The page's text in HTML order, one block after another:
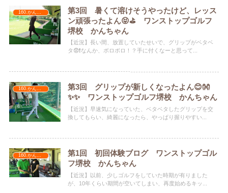
160.かんちゃん
第3回 暑くて溶けそうやったけど、レッス
ン頑張ったよん😝⛳️ ワンストップゴルフ
堺校 かんちゃん
【近況】長い間、放置していたせいで、グリップがベタベ
タ😨❗️なんか、ボロボロ！？手に付くなーと思って...
160.かんちゃん
第3回 グリップが新しくなったよん😊👐
✨✨ ワンストップゴルフ堺校 かんちゃん
【近況】早速気になっていた、ベタベタしたグリップを交
換してもらい、綺麗になったら、やっぱり握りやすい...
第1回 初回体験ブログ ワンストップゴル
フ堺校 かんちゃん
【近況】以前、少しゴルフをしていた時期が有りました
が、10年くらい期間が空いてしまい、再度始めるキッ...